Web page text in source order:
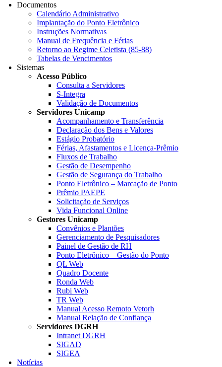
Documentos
Calendário Administrativo
Implantação do Ponto Eletrônico
Instruções Normativas
Manual de Frequência e Férias
Retorno ao Regime Celetista (85-88)
Tabelas de Vencimentos
Sistemas
Acesso Público
Consulta a Servidores
S-Integra
Validação de Documentos
Servidores Unicamp
Acompanhamento e Transferência
Declaração dos Bens e Valores
Estágio Probatório
Férias, Afastamentos e Licença-Prêmio
Fluxos de Trabalho
Gestão de Desempenho
Gestão de Segurança do Trabalho
Ponto Eletrônico – Marcação de Ponto
Prêmio PAEPE
Solicitação de Serviços
Vida Funcional Online
Gestores Unicamp
Convênios e Plantões
Gerenciamento de Pesquisadores
Painel de Gestão de RH
Ponto Eletrônico – Gestão do Ponto
QL Web
Quadro Docente
Ronda Web
Rubi Web
TR Web
Manual Acesso Remoto Vetorh
Manual Relação de Confiança
Servidores DGRH
Intranet DGRH
SIGAD
SIGEA
Notícias